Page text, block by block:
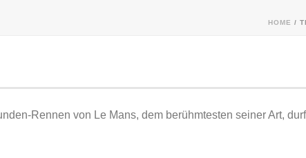
HOME /
Rennen von Le Mans, dem berühmtesten seiner Art,